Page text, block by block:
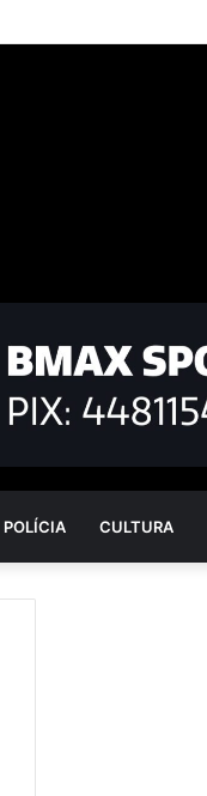
POLÍCIA CULTURA